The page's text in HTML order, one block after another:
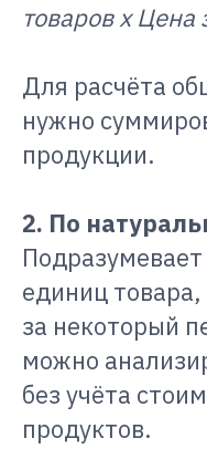
товаров x Цена
Для расчёта
нужно
продукции.
2. По
единиц
за некоторый
можно
без учёта
продуктов.